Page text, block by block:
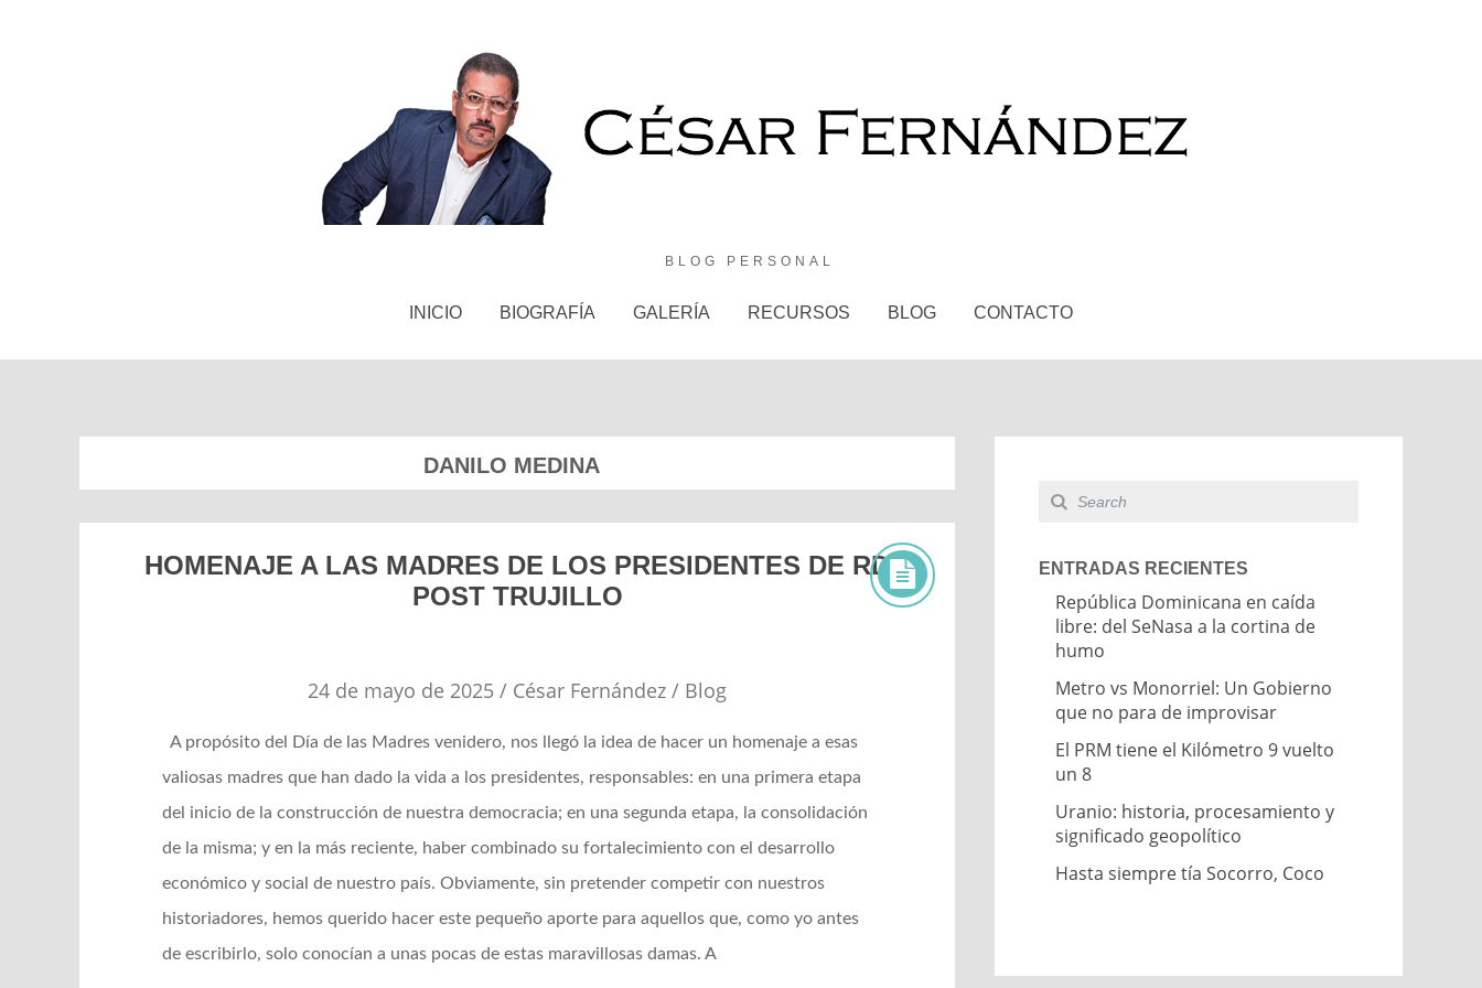
BLOG PERSONAL
INICIO BIOGRAFÍA GALERÍA RECURSOS BLOG CONTACTO
DANILO MEDINA
HOMENAJE A LAS MADRES DE LOS PRESIDENTES DE RD
POST TRUJILLO
24 de mayo de 2025 / César Fernández / Blog
A propósito del Día de las Madres venidero, nos llegó la idea de hacer un homenaje a esas
valiosas madres que han dado la vida a los presidentes, responsables: en una primera etapa
del inicio de la construcción de nuestra democracia; en una segunda etapa, la consolidación
de la misma; y en la más reciente, haber combinado su fortalecimiento con el desarrollo
económico y social de nuestro país. Obviamente, sin pretender competir con nuestros
historiadores, hemos querido hacer este pequeño aporte para aquellos que, como yo antes
de escribirlo, solo conocían a unas pocas de estas maravillosas damas. A
ENTRADAS RECIENTES
República Dominicana en caída
libre: del SeNasa a la cortina de
humo
Metro vs Monorriel: Un Gobierno
que no para de improvisar
El PRM tiene el Kilómetro 9 vuelto
un 8
Uranio: historia, procesamiento y
significado geopolítico
Hasta siempre tía Socorro, Coco